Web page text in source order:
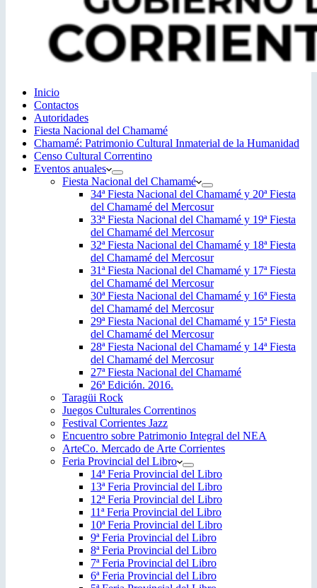
Inicio
Contactos
Autoridades
Fiesta Nacional del Chamamé
Chamamé: Patrimonio Cultural Inmaterial de la Humanidad
Censo Cultural Correntino
Eventos anuales
Fiesta Nacional del Chamamé
34ª Fiesta Nacional del Chamamé y 20ª Fiesta
del Chamamé del Mercosur
33ª Fiesta Nacional del Chamamé y 19ª Fiesta
del Chamamé del Mercosur
32ª Fiesta Nacional del Chamamé y 18ª Fiesta
del Chamamé del Mercosur
31ª Fiesta Nacional del Chamamé y 17ª Fiesta
del Chamamé del Mercosur
30ª Fiesta Nacional del Chamamé y 16ª Fiesta
del Chamamé del Mercosur
29ª Fiesta Nacional del Chamamé y 15ª Fiesta
del Chamamé del Mercosur
28ª Fiesta Nacional del Chamamé y 14ª Fiesta
del Chamamé del Mercosur
27ª Fiesta Nacional del Chamamé
26ª Edición. 2016.
Taragüi Rock
Juegos Culturales Correntinos
Festival Corrientes Jazz
Encuentro sobre Patrimonio Integral del NEA
ArteCo. Mercado de Arte Corrientes
Feria Provincial del Libro
14ª Feria Provincial del Libro
13ª Feria Provincial del Libro
12ª Feria Provincial del Libro
11ª Feria Provincial del Libro
10ª Feria Provincial del Libro
9ª Feria Provincial del Libro
8ª Feria Provincial del Libro
7ª Feria Provincial del Libro
6ª Feria Provincial del Libro